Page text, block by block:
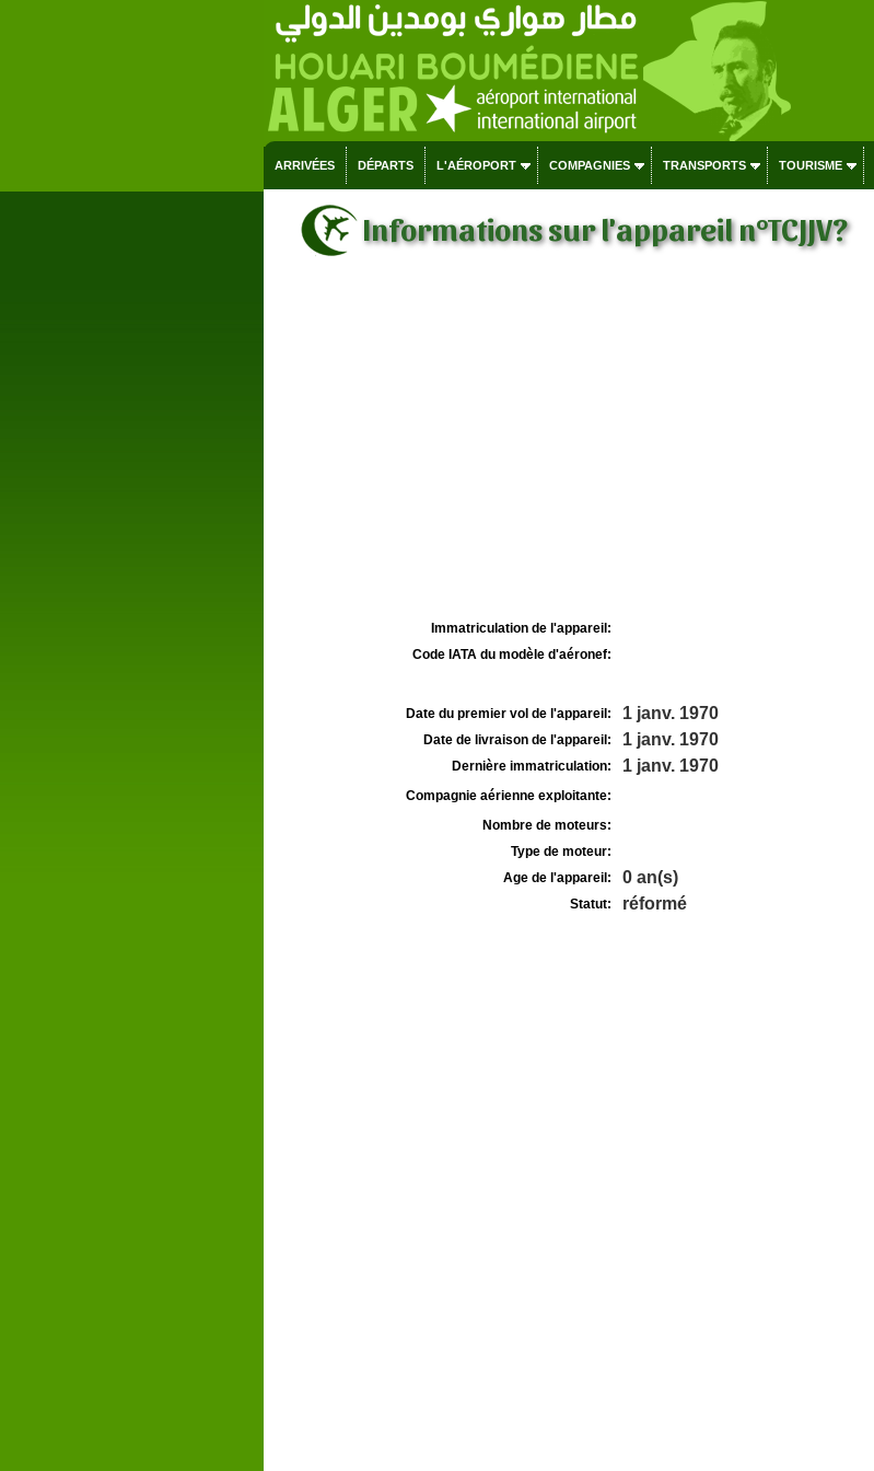
ARRIVÉES DÉPARTS L'AÉROPORT COMPAGNIES TRANSPORTS TOURISME
Informations sur l'appareil n°TCJJV?
Immatriculation de l'appareil:
Code IATA du modèle d'aéronef:
Date du premier vol de l'appareil: 1 janv. 1970
Date de livraison de l'appareil: 1 janv. 1970
Dernière immatriculation: 1 janv. 1970
Compagnie aérienne exploitante:
Nombre de moteurs:
Type de moteur:
Age de l'appareil:
0 an(s)
Statut: réformé